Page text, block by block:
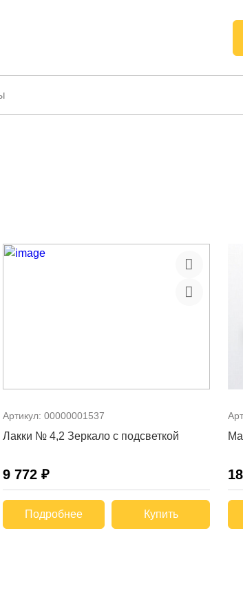
Артикул: 00000001537
Лакки № 4,2 Зеркало с подсветкой
9 772 ₽
Подробнее Купить